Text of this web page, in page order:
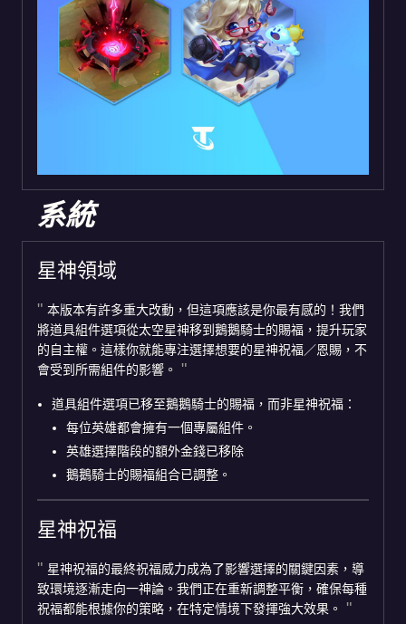
系統
星神領域
本版本有許多重大改動，但這項應該是你最有感的！我們
將道具組件選項從太空星神移到鵝鵝騎士的賜福，提升玩家
的自主權。這樣你就能專注選擇想要的星神祝福／恩賜，不
會受到所需組件的影響。
道具組件選項已移至鵝鵝騎士的賜福，而非星神祝福：
每位英雄都會擁有一個專屬組件。
英雄選擇階段的額外金錢已移除
鵝鵝騎士的賜福組合已調整。
星神祝福
星神祝福的最終祝福威力成為了影響選擇的關鍵因素，導
致環境逐漸走向一神論。我們正在重新調整平衡，確保每種
祝福都能根據你的策略，在特定情境下發揮強大效果。